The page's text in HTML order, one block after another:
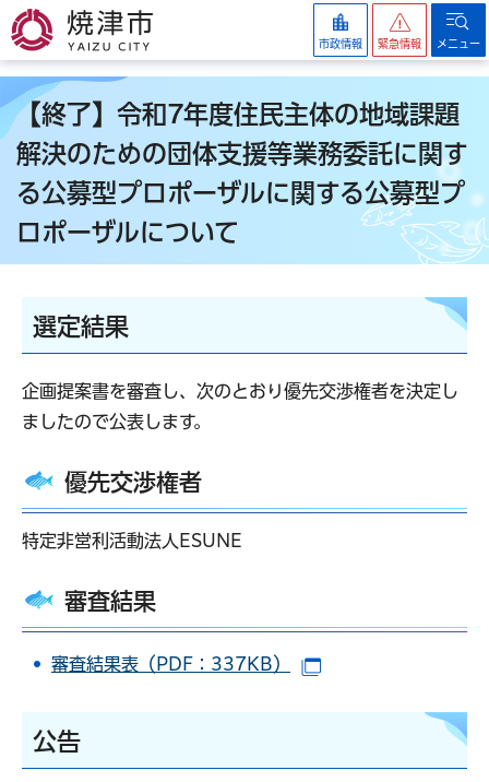
焼津市
市政情報 緊急情報 メニュー
【終了】令和7年度住民主体の地域課題
解決のための団体支援等業務委託に関す
る公募型プロポーザルに関する公募型プ
ロポーザルについて
選定結果
企画提案書を審査し、次のとおり優先交渉権者を決定し
ましたので公表します。
優先交渉権者
特定非営利活動法人ESUNE
審査結果
審査結果表（PDF：337KB）
公告